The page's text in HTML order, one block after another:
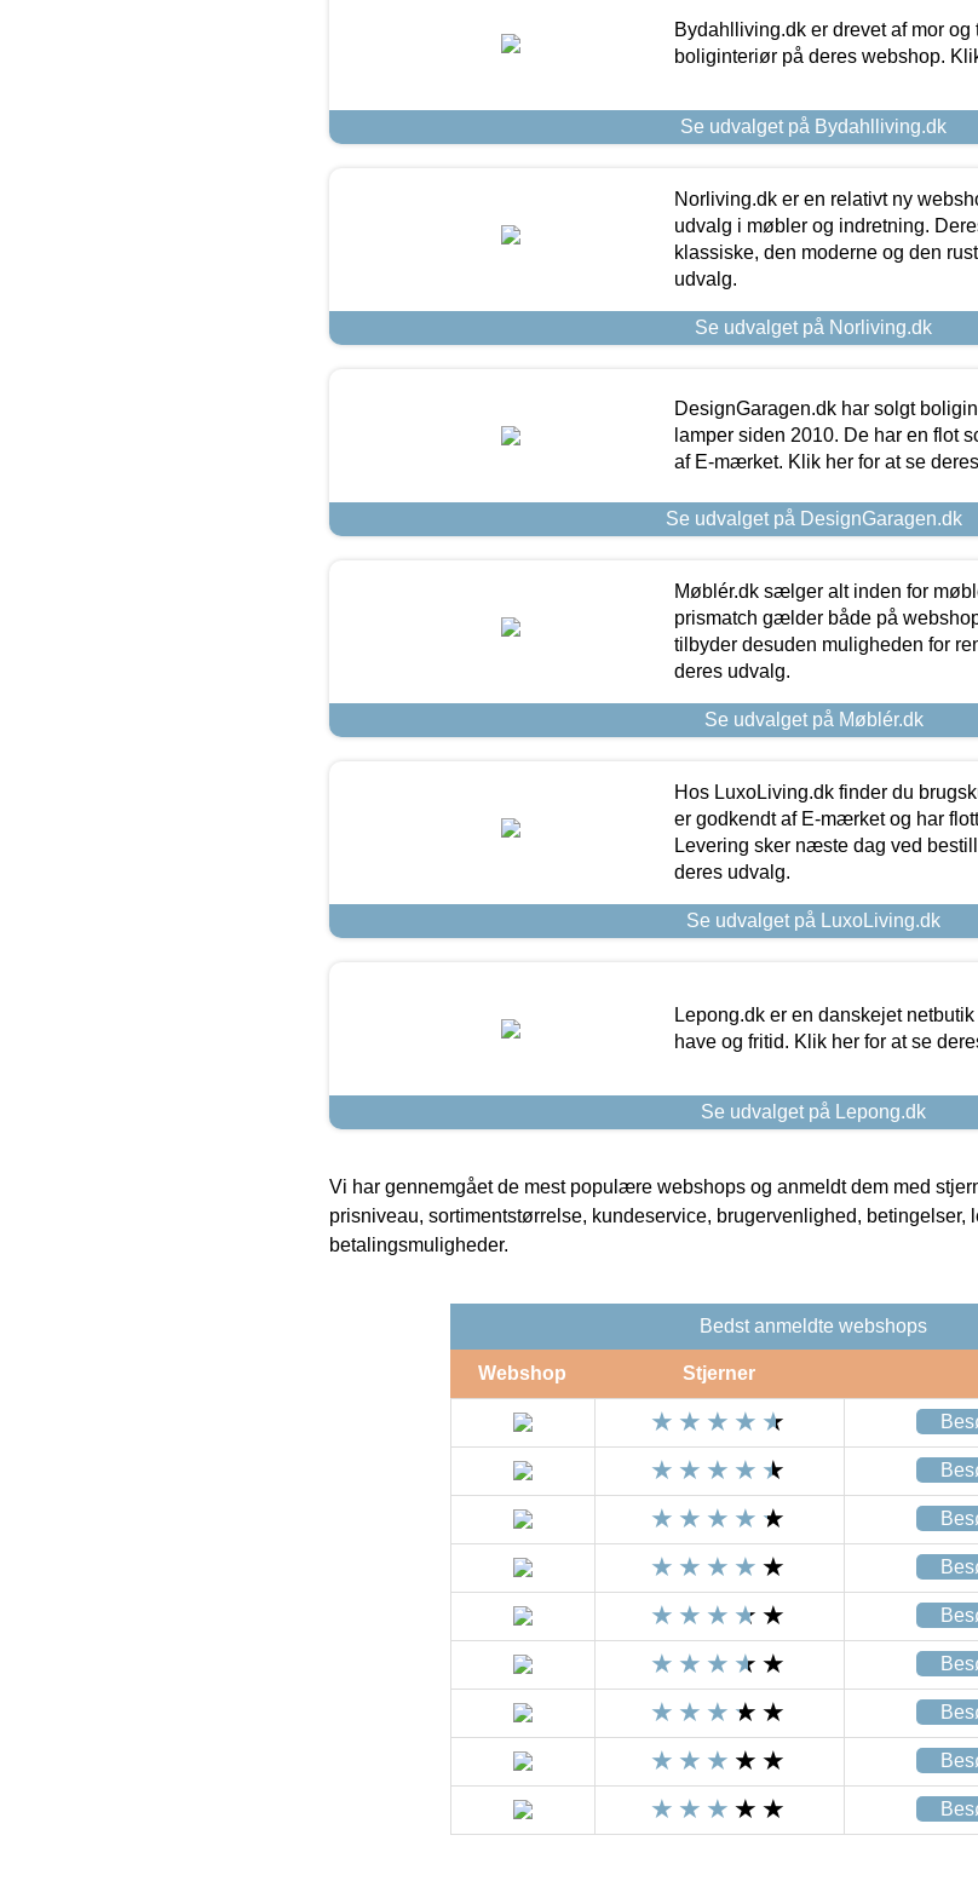
Bydahlliving.dk er drevet af mor
boliginteriør på deres webshop.
Se udvalget på Bydahlliving.dk
Norliving.dk er en relativt ny
udvalg i møbler og indretning.
klassiske, den moderne og den
udvalg.
Se udvalget på Norliving.dk
DesignGaragen.dk har solgt
lamper siden 2010. De har en flot
af E-mærket. Klik her for at se
Se udvalget på DesignGaragen.dk
Møblér.dk sælger alt inden for
prismatch gælder både på
tilbyder desuden muligheden for
deres udvalg.
Se udvalget på Møblér.dk
Hos LuxoLiving.dk finder du
er godkendt af E-mærket og har
Levering sker næste dag ved
deres udvalg.
Se udvalget på LuxoLiving.dk
Lepong.dk er en danskejet
have og fritid. Klik her for at se
Se udvalget på Lepong.dk
Vi har gennemgået de mest populære webshops og anmeldt dem med
prisniveau, sortimentstørrelse, kundeservice, brugervenlighed, betingelser,
betalingsmuligheder.
Bedst anmeldte webshops
Webshop Stjerner